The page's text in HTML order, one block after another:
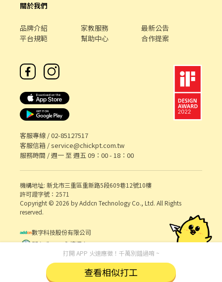
關於我們
品牌介紹 家教服務
最新公告
平台規範
幫助中心 合作提案
客服專線 /02-85127517
客服信箱 /service@chickpt.com.tw
服務時間 / 週一 至 週五 09：00 - 18：00
機構地址: 新北市三重區重新路5段609巷12號10樓
許可證字號：2571
Copyright © 2026 by Addcn Technology Co., Ltd. All Rights
reserved.
數字科技股份有限公司
鄧白氏 ESG 永續標章
打開 APP 火速應徵！千萬別錯過唷 ~
查看相似打工